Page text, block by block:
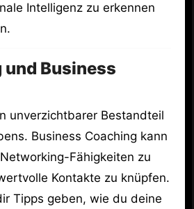
Intelligenz zu erkennen
Business
unverzichtbarer Bestandteil
Business Coaching kann
Fähigkeiten zu
Kontakte zu knüpfen.
Tipps geben, wie du deine